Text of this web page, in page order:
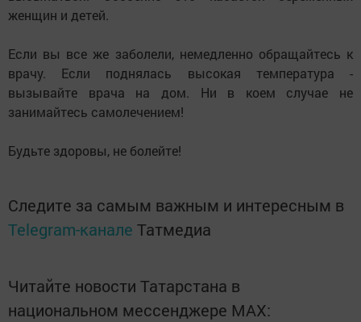
женщин и детей.
Если вы все же заболели, немедленно обращайтесь к
врачу. Если поднялась высокая температура -
вызывайте врача на дом. Ни в коем случае не
занимайтесь самолечением!
Будьте здоровы, не болейте!
Следите за самым важным и интересным в
Telegram-канале Татмедиа
Читайте новости Татарстана в
национальном мессенджере MАХ: